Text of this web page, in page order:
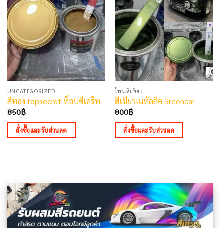
UNCATEGORIZED
สีทอง topsecret ท็อปซีเคร็ท
850฿
สั่งซื้อและรับส่วนลด
โทนสีเขียว
สีเขียวเมทัลลิค Greencar
800฿
สั่งซื้อและรับส่วนลด